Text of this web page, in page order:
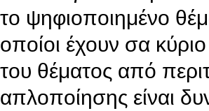
το ψηφιοποιημένο
οποίοι έχουν σα
του θέματος από
απλοποίησης είναι